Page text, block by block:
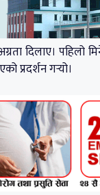
दिलाए। पहिलो
प्रदर्शन गर्‍यो।